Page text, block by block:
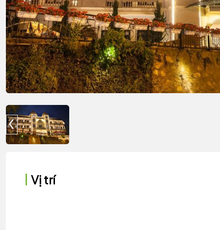
Vị trí